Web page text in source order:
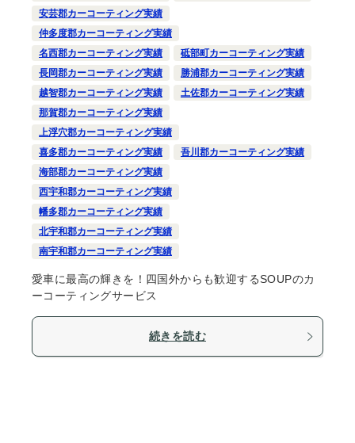
安芸郡カーコーティング実績
仲多度郡カーコーティング実績
名西郡カーコーティング実績
砥部町カーコーティング実績
長岡郡カーコーティング実績
勝浦郡カーコーティング実績
越智郡カーコーティング実績
土佐郡カーコーティング実績
那賀郡カーコーティング実績
上浮穴郡カーコーティング実績
喜多郡カーコーティング実績
吾川郡カーコーティング実績
海部郡カーコーティング実績
西宇和郡カーコーティング実績
幡多郡カーコーティング実績
北宇和郡カーコーティング実績
南宇和郡カーコーティング実績
愛車に最高の輝きを！四国外からも歓迎するSOUPのカ
ーコーティングサービス
続きを読む